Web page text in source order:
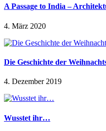
A Passage to India –
4. März 2020
Die Geschichte der
4. Dezember 2019
Wusstet ihr…